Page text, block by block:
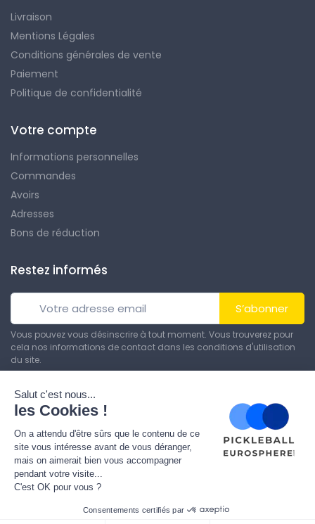
Livraison
Mentions Légales
Conditions générales de vente
Paiement
Politique de confidentialité
Votre compte
Informations personnelles
Commandes
Avoirs
Adresses
Bons de réduction
Restez informés
S’abonner
Vous pouvez vous désinscrire à tout moment. Vous trouverez pour
cela nos informations de contact dans les conditions d'utilisation
du site.
© Tous droits réservés. Réalisé par Theme PrestaShop.